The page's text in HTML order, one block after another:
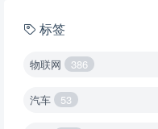
标签
物联网 386
汽车 53